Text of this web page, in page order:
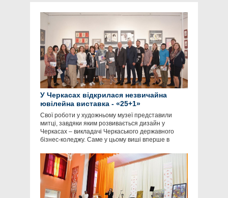
У Черкасах відкрилася незвичайна
ювілейна виставка - «25+1»
Свої роботи у художньому музеї представили
митці, завдяки яким розвивається дизайн у
Черкасах – викладачі Черкаського державного
бізнес-коледжу. Саме у цьому виші вперше в